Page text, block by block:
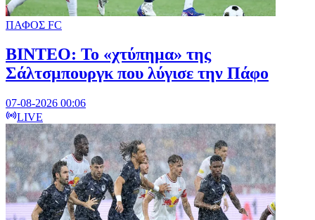
ΠΑΦΟΣ FC
ΒΙΝΤΕΟ: Το «χτύπημα» της
Σάλτσμπουργκ που λύγισε την Πάφο
07-08-2026 00:06
LIVE